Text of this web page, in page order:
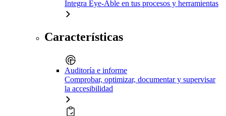
Integra Eye-Able en tus procesos y herramientas
Características
Auditoría e informe
Comprobar, optimizar, documentar y supervisar
la accesibilidad